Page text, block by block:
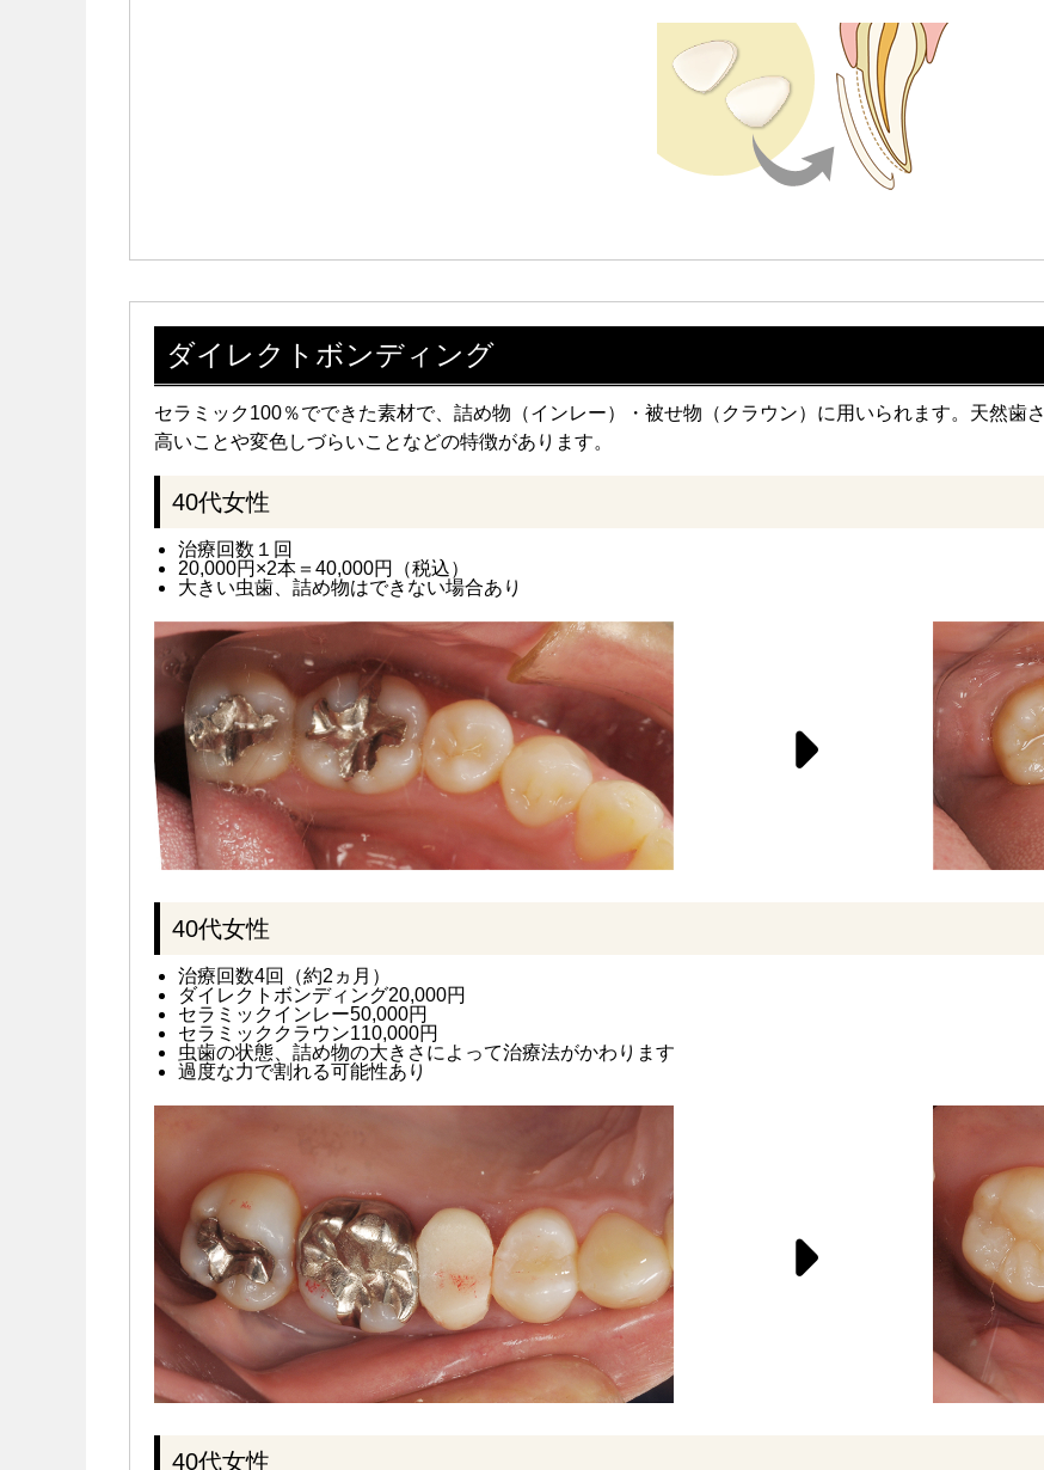
ダイレクトボンディング
セラミック100％でできた素材で、詰め物（インレー）・被せ物（クラウン）に用いられます。天然歯
高いことや変色しづらいことなどの特徴があります。
40代女性
治療回数１回
20,000円×2本＝40,000円（税込）
大きい虫歯、詰め物はできない場合あり
40代女性
治療回数4回（約2ヵ月）
ダイレクトボンディング20,000円
セラミックインレー50,000円
セラミッククラウン110,000円
虫歯の状態、詰め物の大きさによって治療法がかわります
過度な力で割れる可能性あり
40代女性